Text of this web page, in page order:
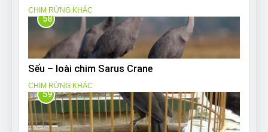
CHIM RỪNG KHÁC
58
Sếu – loài chim Sarus Crane
CHIM RỪNG KHÁC
59